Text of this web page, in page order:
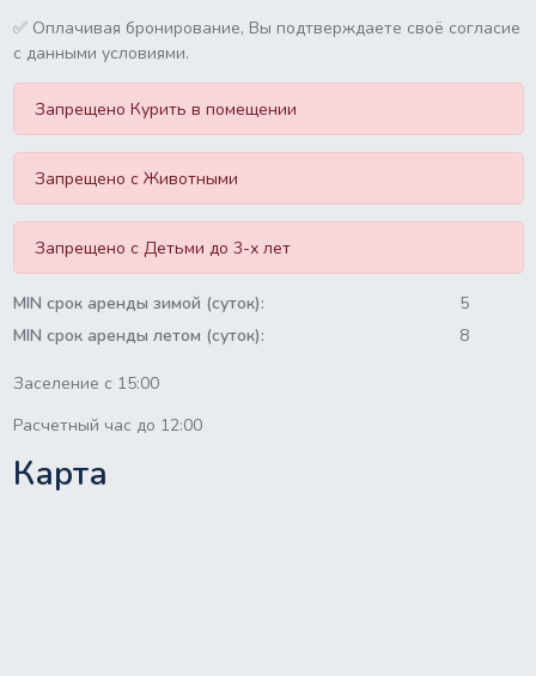
✅ Оплачивая бронирование, Вы подтверждаете своё согласие
с данными условиями.
Запрещено Курить в помещении
Запрещено с Животными
Запрещено с Детьми до 3-х лет
MIN срок аренды зимой (суток):
5
MIN срок аренды летом (суток):
8
Заселение с 15:00
Расчетный час до 12:00
Карта